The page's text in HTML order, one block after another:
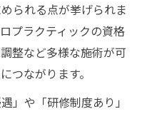
られる点が挙げられま
プラクティックの資格
整など多様な施術が可
つながります。
」や「研修制度あり」